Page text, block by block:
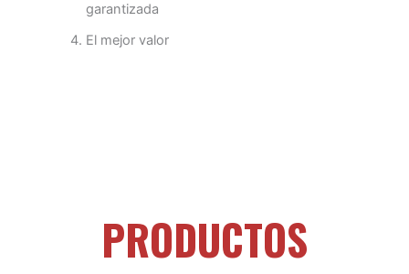
garantizada
El mejor valor
PRODUCTOS